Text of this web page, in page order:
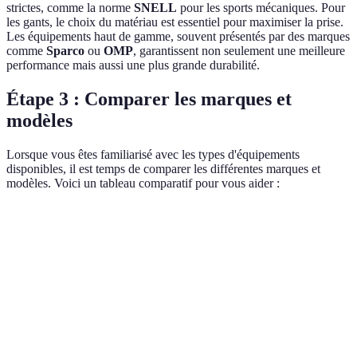
strictes, comme la norme SNELL pour les sports mécaniques. Pour
les gants, le choix du matériau est essentiel pour maximiser la prise.
Les équipements haut de gamme, souvent présentés par des marques
comme Sparco ou OMP, garantissent non seulement une meilleure
performance mais aussi une plus grande durabilité.
Étape 3 : Comparer les marques et
modèles
Lorsque vous êtes familiarisé avec les types d'équipements
disponibles, il est temps de comparer les différentes marques et
modèles. Voici un tableau comparatif pour vous aider :